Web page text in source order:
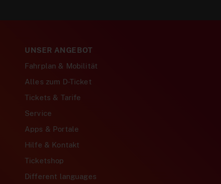
UNSER ANGEBOT
Fahrplan & Mobilität
Alles zum D-Ticket
Tickets & Tarife
Service
Apps & Portale
Hilfe & Kontakt
Ticketshop
Different languages